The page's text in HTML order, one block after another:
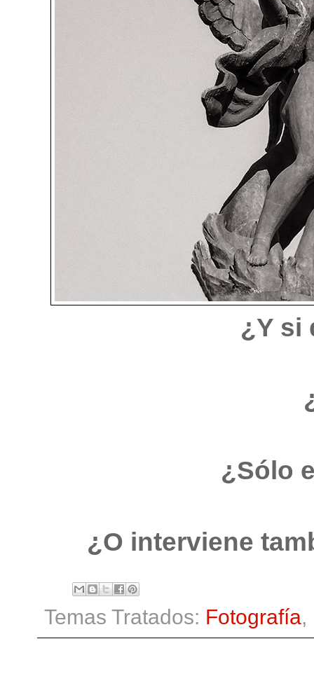
¿Y si
¿Sólo
¿O interviene
Temas Tratados: Fotografía,